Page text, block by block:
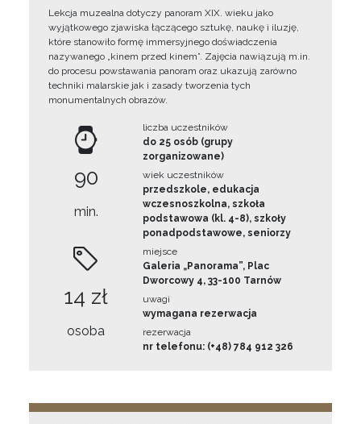
Lekcja muzealna dotyczy panoram XIX. wieku jako
wyjątkowego zjawiska łączącego sztukę, naukę i iluzję,
które stanowiło formę immersyjnego doświadczenia
nazywanego „kinem przed kinem”. Zajęcia nawiązują m.in.
do procesu powstawania panoram oraz ukazują zarówno
techniki malarskie jak i zasady tworzenia tych
monumentalnych obrazów.
90
min.
14 zł
osoba
liczba uczestników
do 25 osób (grupy
zorganizowane)
wiek uczestników
przedszkole, edukacja
wczesnoszkolna, szkoła
podstawowa (kl. 4-8), szkoły
ponadpodstawowe, seniorzy
miejsce
Galeria „Panorama”, Plac
Dworcowy 4, 33-100 Tarnów
uwagi
wymagana rezerwacja
rezerwacja
nr telefonu: (+48) 784 912 326